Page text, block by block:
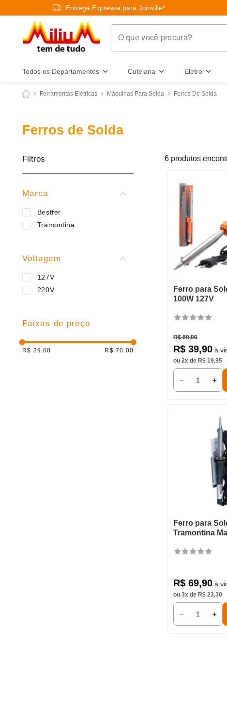
Entrega Expressa para Joinville*
O que você procura?
Todos os Departamentos Cutelaria Eletro
Ferramentas Elétricas Máquinas Para Solda Ferros De Solda
Ferros de Solda
Filtros
Marca
Bestfer
Tramontina
Voltagem
127V
220V
Faixas de preço
R$ 39,00 R$ 70,00
6 produtos
Ferro para
100W 127V
R$ 69,90
R$ 39,90à
ou 2x de R$ 19,95
＋
－
Ferro para
Tramontina
R$ 69,90à
ou 3x de R$ 23,30
＋
－
4
frigideira multiflon